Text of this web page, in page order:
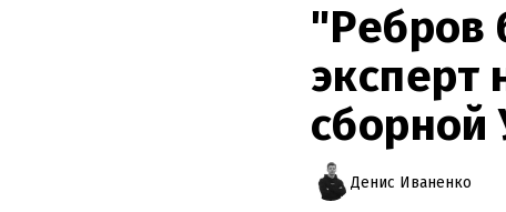
"Ребров
эксперт
сборной
Денис Иваненко